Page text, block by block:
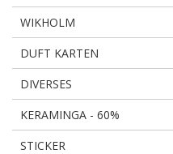
WIKHOLM
DUFT KARTEN
DIVERSES
KERAMINGA - 60%
STICKER